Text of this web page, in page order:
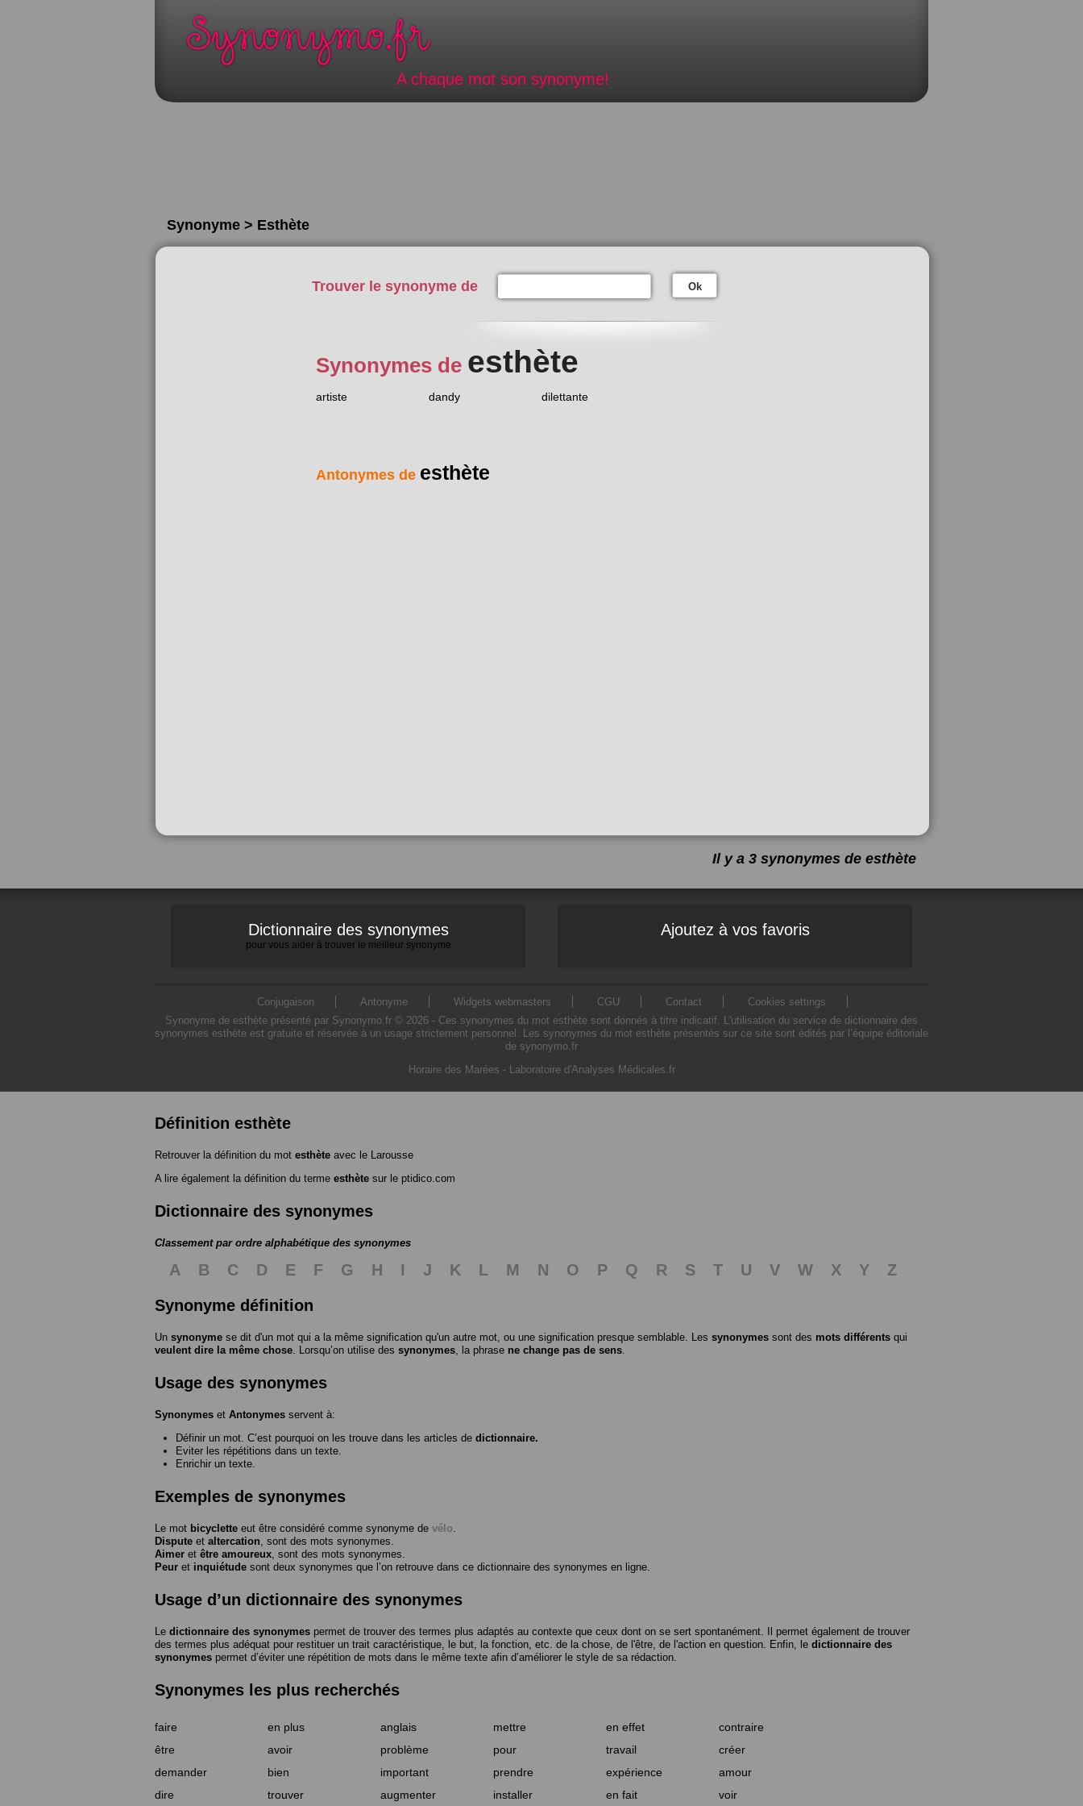
A chaque mot son synonyme!
Synonyme > Esthète
Trouver le synonyme de Ok
Synonymes de esthète
artiste dandy dilettante
Antonymes de esthète
Il y a 3 synonymes de esthète
Dictionnaire des synonymes
pour vous aider à trouver le meilleur synonyme
Ajoutez à vos favoris
Conjugaison Antonyme Widgets webmasters CGU Contact
Cookies settings
Synonyme de esthète présenté par Synonymo.fr © 2026 - Ces synonymes du mot esthète sont donnés à titre indicatif. L'utilisation du service de dictionnaire des
synonymes esthète est gratuite et réservée à un usage strictement personnel. Les synonymes du mot esthète présentés sur ce site sont édités par l’équipe éditoriale
de synonymo.fr
Horaire des Marées - Laboratoire d'Analyses Médicales.fr
Définition esthète
Retrouver la définition du mot esthète avec le Larousse
A lire également la définition du terme esthète sur le ptidico.com
Dictionnaire des synonymes
Classement par ordre alphabétique des synonymes
A B C D E F G H I J K L M N O P Q R S T U V W X Y
Z
Synonyme définition
Un synonyme se dit d'un mot qui a la même signification qu'un autre mot, ou une signification presque semblable. Les synonymes sont des mots différents qui
veulent dire la même chose . Lorsqu’on utilise des synonymes , la phrase ne change pas de sens
Usage des synonymes
Synonymes et Antonymes servent à:
Définir un mot. C’est pourquoi on les trouve dans les articles de dictionnaire.
Eviter les répétitions dans un texte.
Enrichir un texte.
Exemples de synonymes
Le mot bicyclette eut être considéré comme synonyme de vélo
Dispute et altercation , sont des mots synonymes.
Aimer et être amoureux , sont des mots synonymes.
Peur et inquiétude sont deux synonymes que l’on retrouve dans ce dictionnaire des synonymes en ligne.
Usage d’un dictionnaire des synonymes
Le dictionnaire des synonymes permet de trouver des termes plus adaptés au contexte que ceux dont on se sert spontanément. Il permet également de trouver
des termes plus adéquat pour restituer un trait caractéristique, le but, la fonction, etc. de la chose, de l'être, de l'action en question. Enfin, le dictionnaire des
synonymes permet d’éviter une répétition de mots dans le même texte afin d’améliorer le style de sa rédaction.
Synonymes les plus recherchés
faire en plus anglais mettre en effet
contraire
être
avoir problème pour travail
créer
demander
bien important prendre expérience
amour
dire
trouver augmenter installer en fait voir